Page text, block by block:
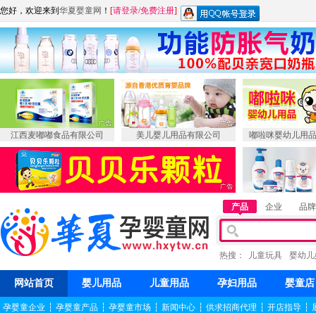
您好，欢迎来到 华夏婴童网 ！ [请登录/免费注册]
江西麦嘟嘟食品有限公司 美儿婴儿用品有限公司 嘟啦咪婴幼儿用
产品 企业 品牌
热搜： 儿童玩具 婴幼
网站首页 婴儿用品 儿童用品 孕妇用品 婴童店
孕婴童企业 ┆ 孕婴童产品 ┆ 孕婴童市场 ┆ 新闻中心 ┆ 供求招商代理 ┆ 开店指导 ┆